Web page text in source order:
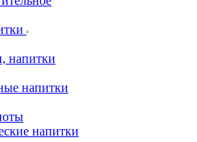
напитки
напитки
напитки